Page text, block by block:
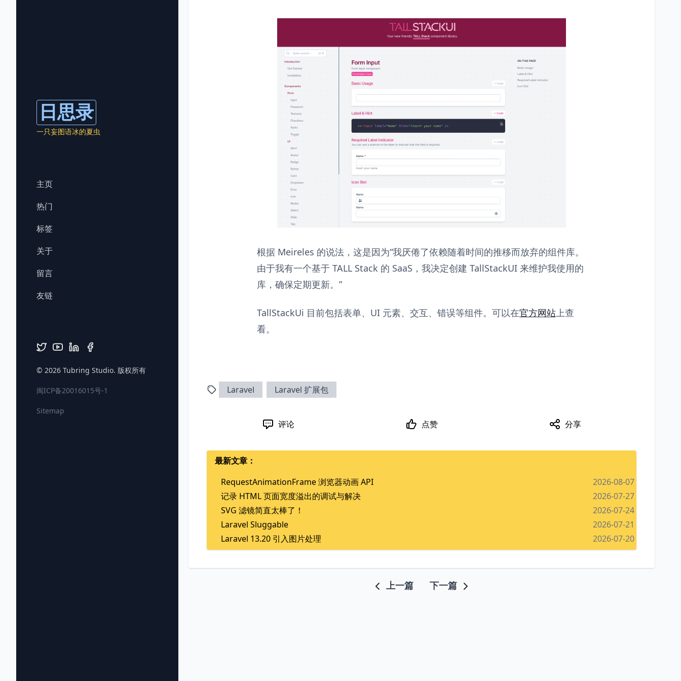
日思录
一只妄图语冰的夏虫
主页
热门
标签
关于
留言
友链
© 2026 Tubring Studio. 版权所有
闽ICP备20016015号-1
Sitemap
根据 Meireles 的说法，这是因为“我厌倦了依赖随着时间的推移而放弃的组件库。
由于我有一个基于 TALL Stack 的 SaaS，我决定创建 TallStackUI 来维护我使用的
库，确保定期更新。”
TallStackUi 目前包括表单、UI 元素、交互、错误等组件。可以在官方网站上查
看。
Laravel Laravel 扩展包
评论 点赞 分享
最新文章：
RequestAnimationFrame 浏览器动画 API
2026-08-07
记录 HTML 页面宽度溢出的调试与解决
2026-07-27
SVG 滤镜简直太棒了！
2026-07-24
Laravel Sluggable
2026-07-21
Laravel 13.20 引入图片处理
2026-07-20
上一篇 下一篇